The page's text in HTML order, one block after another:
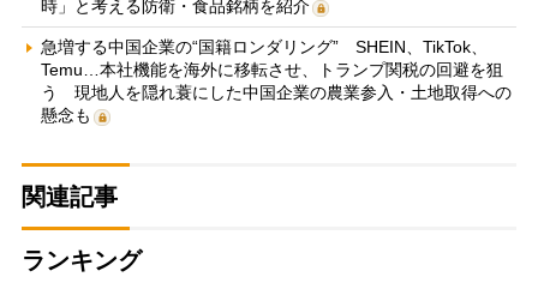
時」と考える防衛・食品銘柄を紹介
急増する中国企業の“国籍ロンダリング” SHEIN、TikTok、
Temu…本社機能を海外に移転させ、トランプ関税の回避を狙
う 現地人を隠れ蓑にした中国企業の農業参入・土地取得への
懸念も
関連記事
ランキング